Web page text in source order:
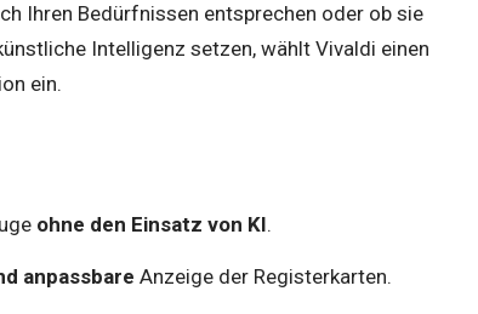
Ihren Bedürfnissen entsprechen oder ob sie
Intelligenz setzen, wählt Vivaldi einen
ein.
ohne den Einsatz von KI.
anpassbare Anzeige der Registerkarten.